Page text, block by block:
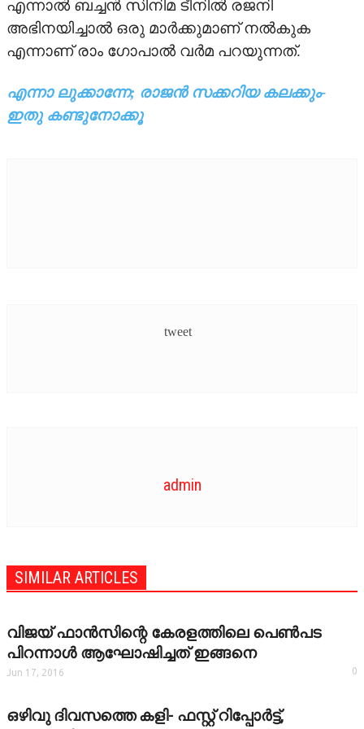
എന്നാല്‍ ബച്ചന്‍ സിനിമ ടീനില്‍ രജനി
അഭിനയിച്ചാല്‍ ഒരു മാര്‍ക്കുമാണ് നല്‍കുക
എന്നാണ് രാം ഗോപാല്‍ വര്‍മ പറയുന്നത്.
എന്നാ ലുക്കാന്നേ; രാജന്‍ സക്കറിയ കലക്കും-
ഇതു കണ്ടുനോക്കൂ
tweet
admin
SIMILAR ARTICLES
വിജയ് ഫാന്‍സിന്റെ കേരളത്തിലെ പെണ്‍പട
പിറന്നാള്‍ ആഘോഷിച്ചത് ഇങ്ങനെ
Jun 17, 2016 0
ഒഴിവു ദിവസത്തെ കളി- ഫസ്റ്റ് റിപ്പോര്‍ട്ട്,